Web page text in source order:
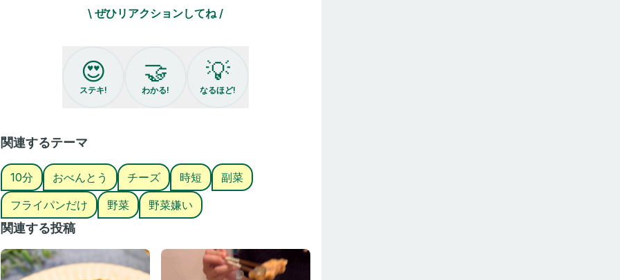
・ズッキーニ （スライス） １本
⚫︎コンソメ 大さじ1/2弱
⚫︎片栗粉 大さじ2
②半分を端によけて、薄く広げる。
チーズを乗せて残りの半分の①を上に被せる。
③オリーブオイルを回し入れ、両面カリッと焼いたら出来上がり♪
今日もお疲れ様です！🤲✨
@_nachi_gohan_です😊
最後まで読んでくださってありがとう〜🙏✨
\ ぜひリアクションしてね /
😍
ステキ!
🤝
わかる!
💡
なるほど!
関連するテーマ
10分 おべんとう チーズ 時短
副菜
フライパンだけ
野菜 野菜嫌い
関連する投稿